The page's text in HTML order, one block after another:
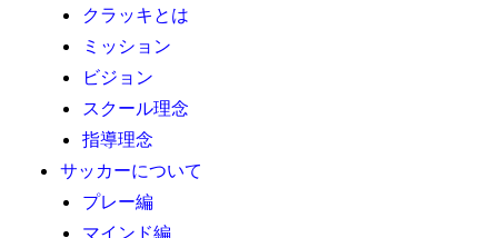
クラッキとは
ミッション
ビジョン
スクール理念
指導理念
サッカーについて
プレー編
マインド編